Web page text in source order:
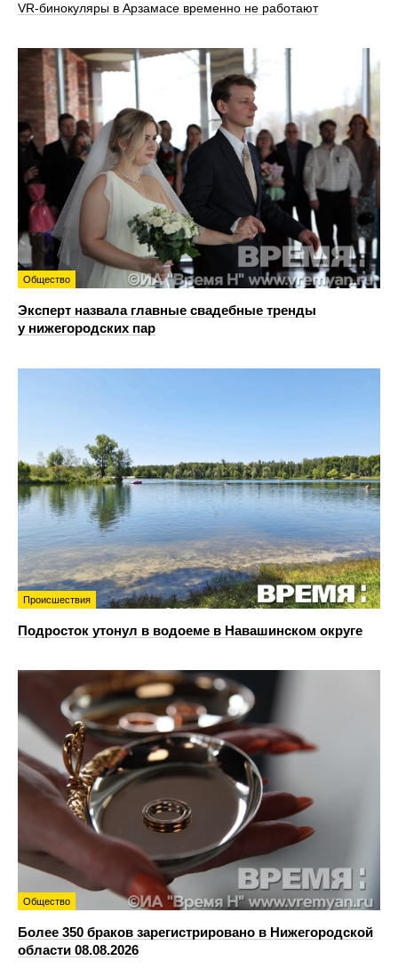
VR‑бинокуляры в Арзамасе временно не работают
Общество
Эксперт назвала главные свадебные тренды
у нижегородских пар
Происшествия
Подросток утонул в водоеме в Навашинском округе
Общество
Более 350 браков зарегистрировано в Нижегородской
области 08.08.2026